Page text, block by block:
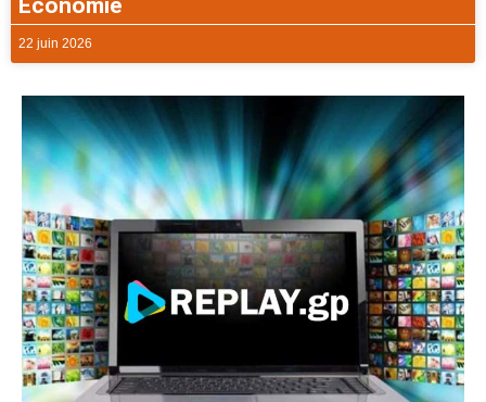
Economie
22 juin 2026